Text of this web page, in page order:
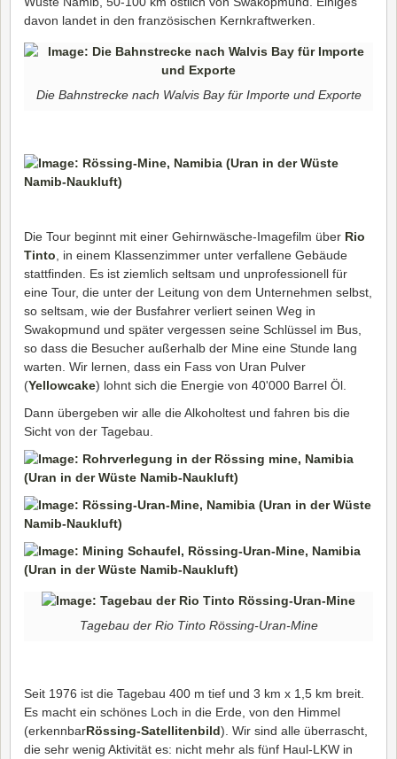
davon landet in den französischen Kernkraftwerken.
Die Bahnstrecke nach Walvis Bay für Importe und Exporte
Die Tour beginnt mit einer Gehirnwäsche-Imagefilm über Rio
Tinto , in einem Klassenzimmer unter verfallene Gebäude
stattfinden. Es ist ziemlich seltsam und unprofessionell für
eine Tour, die unter der Leitung von dem Unternehmen selbst,
so seltsam, wie der Busfahrer verliert seinen Weg in
Swakopmund und später vergessen seine Schlüssel im Bus,
so dass die Besucher außerhalb der Mine eine Stunde lang
warten. Wir lernen, dass ein Fass von Uran Pulver
(Yellowcake) lohnt sich die Energie von 40'000 Barrel Öl.
Dann übergeben wir alle die Alkoholtest und fahren bis die
Sicht von der Tagebau.
Tagebau der Rio Tinto Rössing-Uran-Mine
Seit 1976 ist die Tagebau 400 m tief und 3 km x 1,5 km breit.
Es macht ein schönes Loch in die Erde, von den Himmel
(erkennbarRössing-Satellitenbild). Wir sind alle überrascht,
die sehr wenig Aktivität es: nicht mehr als fünf Haul-LKW in